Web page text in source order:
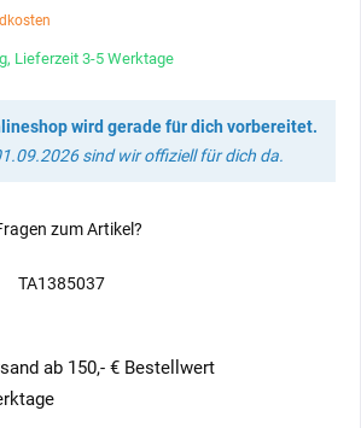
Lieferzeit 3-5 Werktage
wird gerade für dich vorbereitet.
sind wir offiziell für dich da.
zum Artikel?
TA1385037
ab 150,- € Bestellwert